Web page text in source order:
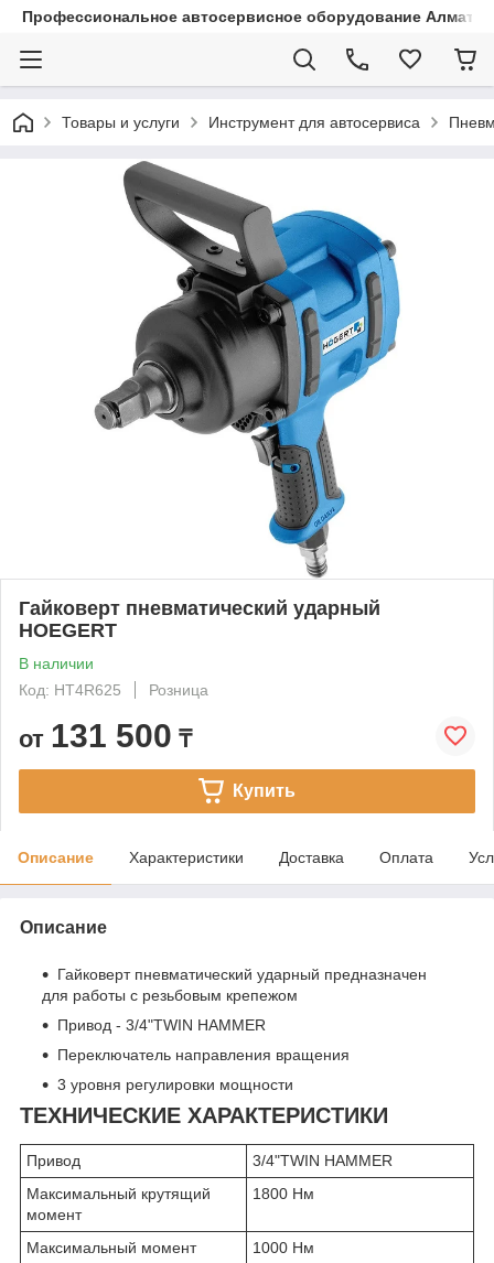
Профессиональное автосервисное оборудование Алматы
Товары и услуги Инструмент для автосервиса
Гайковерт пневматический ударный
HOEGERT
В наличии
Код: HT4R625
Розница
от 131 500 ₸
Купить
Описание Характеристики Доставка Оплата
Описание
Гайковерт пневматический ударный предназначен
для работы с резьбовым крепежом
Привод - 3/4"TWIN HAMMER
Переключатель направления вращения
3 уровня регулировки мощности
ТЕХНИЧЕСКИЕ ХАРАКТЕРИСТИКИ
Привод
3/4"TWIN HAMMER
Максимальный крутящий
момент
1800 Нм
Максимальный момент
1000 Нм